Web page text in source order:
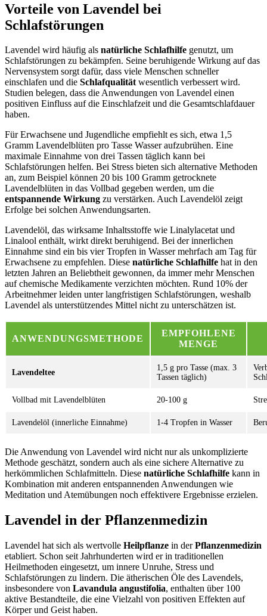
Vorteile von Lavendel bei
Schlafstörungen
Lavendel wird häufig als natürliche Schlafhilfe genutzt, um
Schlafstörungen zu bekämpfen. Seine beruhigende Wirkung auf das
Nervensystem sorgt dafür, dass viele Menschen schneller
einschlafen und die Schlafqualitätwesentlich verbessert wird.
Studien belegen, dass die Anwendungen von Lavendel einen
positiven Einfluss auf die Einschlafzeit und die Gesamtschlafdauer
haben.
Für Erwachsene und Jugendliche empfiehlt es sich, etwa 1,5
Gramm Lavendelblüten pro Tasse Wasser aufzubrühen. Eine
maximale Einnahme von drei Tassen täglich kann bei
Schlafstörungen helfen. Bei Stress bieten sich alternative Methoden
an, zum Beispiel können 20 bis 100 Gramm getrocknete
Lavendelblüten in das Vollbad gegeben werden, um die
entspannende Wirkung zu verstärken. Auch Lavendelöl zeigt
Erfolge bei solchen Anwendungsarten.
Lavendelöl, das wirksame Inhaltsstoffe wie Linalylacetat und
Linalool enthält, wirkt direkt beruhigend. Bei der innerlichen
Einnahme sind ein bis vier Tropfen in Wasser mehrfach am Tag für
Erwachsene zu empfehlen. Diese natürliche Schlafhilfe hat in den
letzten Jahren an Beliebtheit gewonnen, da immer mehr Menschen
auf chemische Medikamente verzichten möchten. Rund 10% der
Arbeitnehmer leiden unter langfristigen Schlafstörungen, weshalb
Lavendel als unterstützendes Mittel nicht zu unterschätzen ist.
ANWENDUNGSMETHODE
EMPFOHLENE
MENGE
Lavendeltee
1,5 g pro Tasse (max. 3
Tassen täglich)
Vollbad mit Lavendelblüten 20-100 g
Lavendelöl (innerliche Einnahme) 1-4 Tropfen in Wasser
Die Anwendung von Lavendel wird nicht nur als unkomplizierte
Methode geschätzt, sondern auch als eine sichere Alternative zu
herkömmlichen Schlafmitteln. Diese natürliche Schlafhilfe kann in
Kombination mit anderen entspannenden Anwendungen wie
Meditation und Atemübungen noch effektivere Ergebnisse erzielen.
Lavendel in der Pflanzenmedizin
Lavendel hat sich als wertvolle Heilpflanze in derPflanzenmedizin
etabliert. Schon seit Jahrhunderten wird er in traditionellen
Heilmethoden eingesetzt, um innere Unruhe, Stress und
Schlafstörungen zu lindern. Die ätherischen Öle des Lavendels,
insbesondere von Lavandula angustifolia, enthalten über 100
aktive Bestandteile, die eine Vielzahl von positiven Effekten auf
Körper und Geist haben.